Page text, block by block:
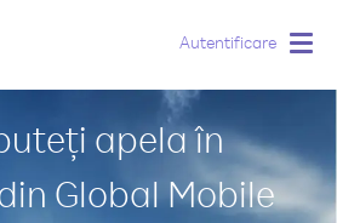
Autentificare
apela în
Global Mobile